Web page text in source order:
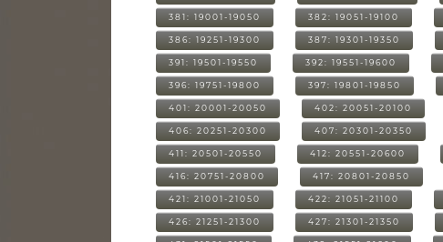
381: 19001-19050 382: 19051-19100
386: 19251-19300 387: 19301-19350
391: 19501-19550 392: 19551-19600
396: 19751-19800 397: 19801-19850
401: 20001-20050 402: 20051-20100
406: 20251-20300 407: 20301-20350
411: 20501-20550 412: 20551-20600
416: 20751-20800 417: 20801-20850
421: 21001-21050 422: 21051-21100
426: 21251-21300 427: 21301-21350